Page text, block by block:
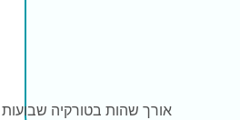
אורך שהות בטורקיה שבועות 2-